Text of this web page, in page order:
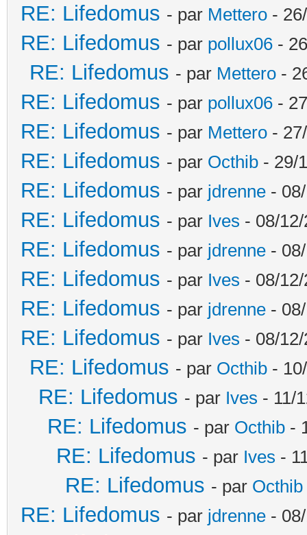
RE: Lifedomus - par Mettero -
RE: Lifedomus - par pollux06 -
RE: Lifedomus - par Mettero -
RE: Lifedomus - par pollux06 -
RE: Lifedomus - par Mettero -
RE: Lifedomus - par Octhib - 29/
RE: Lifedomus - par jdrenne -
RE: Lifedomus - par Ives - 08/
RE: Lifedomus - par jdrenne -
RE: Lifedomus - par Ives - 08/
RE: Lifedomus - par jdrenne -
RE: Lifedomus - par Ives - 08/
RE: Lifedomus - par Octhib -
RE: Lifedomus - par Ives - 11/
RE: Lifedomus - par Octhib -
RE: Lifedomus - par Ives -
RE: Lifedomus - par Octhib
RE: Lifedomus - par jdrenne -